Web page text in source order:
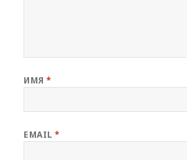
ИМЯ*
EMAIL*